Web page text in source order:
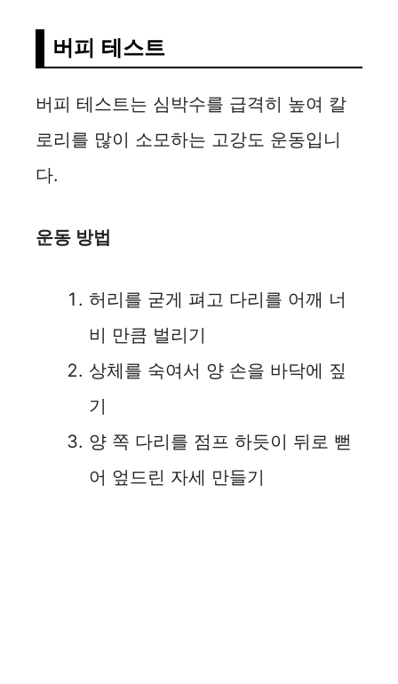
버피 테스트
버피 테스트는 심박수를 급격히 높여 칼
로리를 많이 소모하는 고강도 운동입니
다.
운동 방법
허리를 굳게 펴고 다리를 어깨 너
비 만큼 벌리기
상체를 숙여서 양 손을 바닥에 짚
기
양 쪽 다리를 점프 하듯이 뒤로 뻗
어 엎드린 자세 만들기